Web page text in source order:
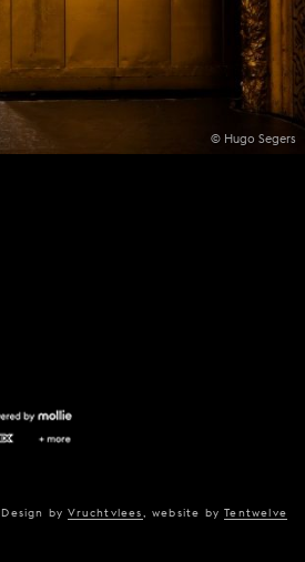
© Hugo Segers
Design byVruchtvlees website byTentwelve